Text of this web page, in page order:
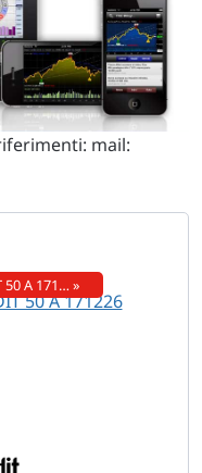
mail:
50 A 171… »